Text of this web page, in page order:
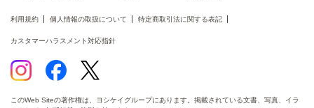
利用規約 個人情報の取扱について 特定商取引法に関する表記
カスタマーハラスメント対応指針
このWeb Siteの著作権は、ヨシケイグループにあります。掲載されている文書、写真、イラ